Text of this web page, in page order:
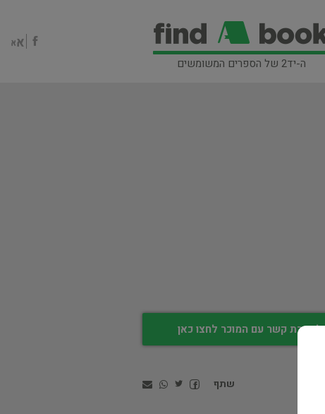
ה-יד2 של הספרים המשומשים
ליצירת קשר עם המוכר לחצו כאן
שתף